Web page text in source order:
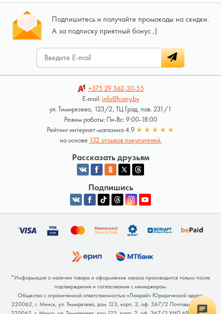
Подпишитесь и получайте промокоды на скидки.
А за подписку приятный бонус ;)
+375 29362-30-55
E-mail:info@homy.by
ул. Тимирязева, 123/2, ТЦ Град, пав. 231/1
Режим работы: Пн-Вс: 9:00-18:00
Рейтинг интернет-магазина 4.9 ★ ★ ★ ★ ★
на основе 132 отзывов покупателей.
Рассказать друзьям
Подпишись
*Информация о наличии товара и оформление заказа производится только после
подтверждения и согласования с менеджером.
Общество с ограниченной ответственностью «Люкрай» Юридический адрес:
220062, г. Минск, ул. Тимирязева, дом 123, корп. 2, оф. 367/2 Почтовый адрес: